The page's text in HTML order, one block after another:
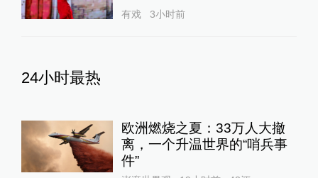
有戏 3小时前
24小时最热
欧洲燃烧之夏：33万人大撤
离，一个升温世界的“哨兵事
件”